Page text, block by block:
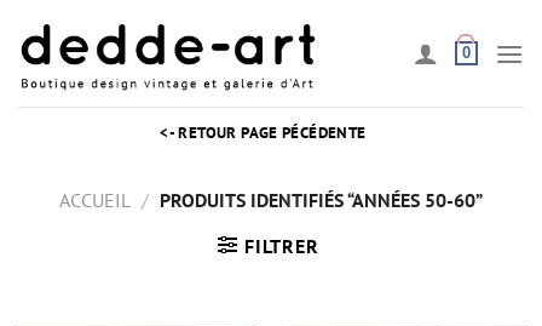
contenu
0
<- RETOUR PAGE PÉCÉDENTE
ACCUEIL / PRODUITS IDENTIFIÉS “ANNÉES 50-60”
FILTRER